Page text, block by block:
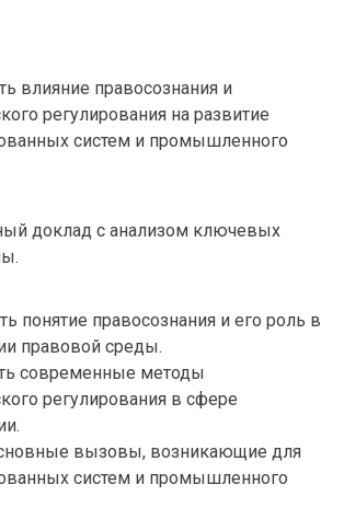
влияние правосознания и
регулирования на развитие
систем и промышленного
доклад с анализом ключевых
понятие правосознания и его роль в
правовой среды.
современные методы
регулирования в сфере
вызовы, возникающие для
систем и промышленного